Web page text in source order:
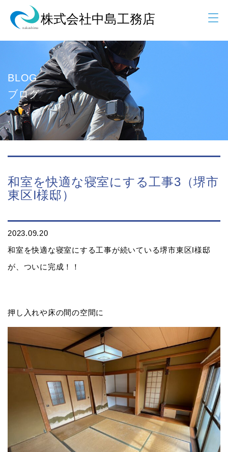
BLOG
ブログ
和室を快適な寝室にする工事3（堺市
東区I様邸）
2023.09.20
和室を快適な寝室にする工事が続いている堺市東区I様邸
が、ついに完成！！
押し入れや床の間の空間に